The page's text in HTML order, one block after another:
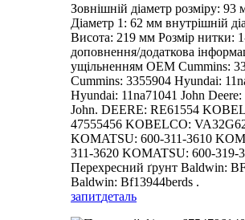
Зовнішній діаметр розміру: 93
Діаметр 1: 62 мм внутрішній
Висота: 219 мм Розмір нитки:
доповнення/додаткова
ущільненням OEM Cummins:
Cummins: 3355904 Hyundai:
Hyundai: 11na71041 John Deere:
John. DEERE: RE61554
47555456 KOBELCO:
KOMATSU: 600-311-3610
311-3620 KOMATSU: 600-319-
Перехресний ґрунт Baldwin:
Baldwin: Bf13944berds .
запитдеталь